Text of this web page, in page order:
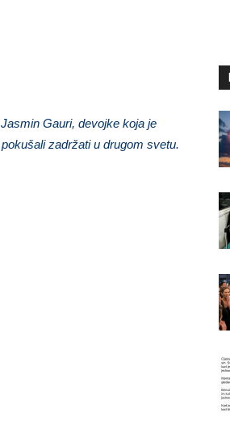
Gauri, devojke koja je
zadržati u drugom svetu.